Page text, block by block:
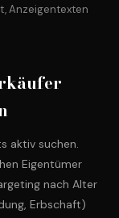
Anzeigentexten
aktiv suchen.
Eigentümer
nach Alter
Erbschaft)